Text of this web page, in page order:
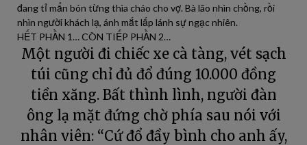
đang tỉ mẩn bón từng thìa cháo cho vợ. Bà lão nhìn chồng, rồi
nhìn người khách lạ, ánh mắt lấp lánh sự ngạc nhiên.
HẾT PHẦN 1… CÒN TIẾP PHẦN 2…
Một người đi chiếc xe cà tàng, vét sạch
túi cũng chỉ đủ đổ đúng 10.000 đồng
tiền xăng. Bất thình lình, người đàn
ông lạ mặt đứng chờ phía sau nói với
nhân viên: “Cứ đổ đầy bình cho anh ấy,